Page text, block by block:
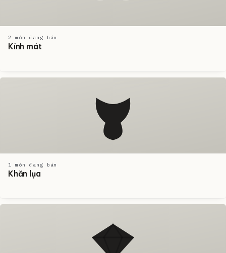
2 món đang bán
Kính mát
1 món đang bán
Khăn lụa